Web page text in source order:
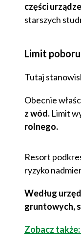
części
starszych
Limit
Tutaj
Obecnie
z wód.Limit
rolnego.
Resort
ryzyko
Według
gruntowych,
Zobacz